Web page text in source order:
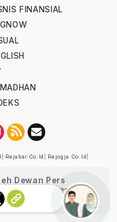
FINANSIAL
Rejabar.co.id Rejogja.co.id
Dewan Pers
K/XII/2022